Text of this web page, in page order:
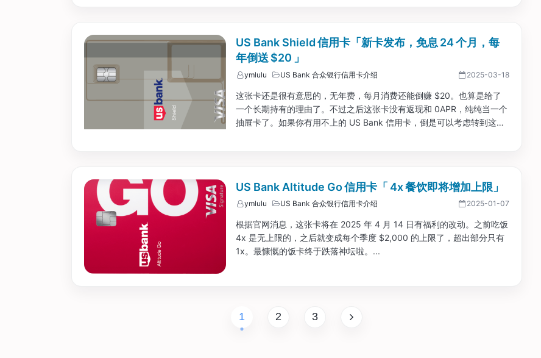
US Bank Shield 信用卡「新卡发布，免息 24 个月，每
年倒送 $20 」
ymlulu US Bank 合众银行信用卡介绍 2025-03-18
这张卡还是很有意思的，无年费，每月消费还能倒赚 $20。也算是给了
一个长期持有的理由了。不过之后这张卡没有返现和 0APR，纯纯当一个
抽屉卡了。如果你有用不上的 US Bank 信用卡，倒是可以考虑转到这
US Bank Altitude Go 信用卡「 4x 餐饮即将增加上限」
ymlulu US Bank 合众银行信用卡介绍 2025-01-07
根据官网消息，这张卡将在 2025 年 4 月 14 日有福利的改动。之前吃饭
4x 是无上限的，之后就变成每个季度 $2,000 的上限了，超出部分只有
1x。最慷慨的饭卡终于跌落神坛啦。...
1 2 3